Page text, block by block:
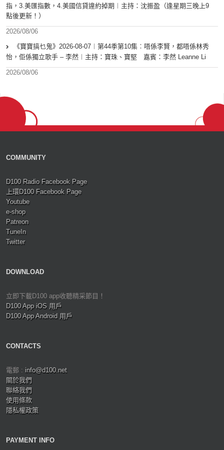
指，3.美匯指數，4.美國信貸違約掉期︱主持：沈振盈（逢星期三晚上9
點後更新！）
2026/08/06
《寶寶搞乜鬼》2026-08-07︱第44季第10集︰唔係李賢，都唔係林秀
怡，佢係獨立歌手 – 李然︱主持：寶珠、寶堅 嘉賓：李然 Leanne Li
2026/08/06
COMMUNITY
D100 Radio Facebook Page
上環D100 Facebook Page
Youtube
e-shop
Patreon
TuneIn
Twitter
DOWNLOAD
立即下載D100 app收聽精采節目！
D100 App iOS 用戶
D100 App Android 用戶
CONTACTS
電郵 : info@d100.net
關於我們
聯絡我們
使用條款
隱私權政策
PAYMENT INFO